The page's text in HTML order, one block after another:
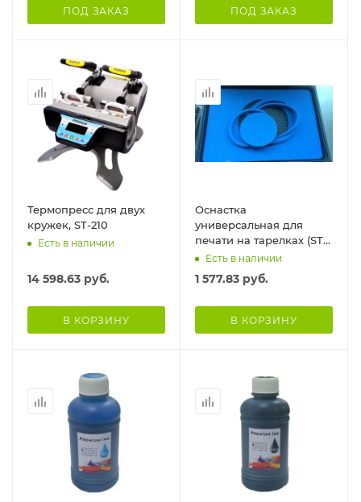
ПОД ЗАКАЗ ПОД ЗАКАЗ
Термопресс для двух
кружек, ST-210
Есть в наличии
14 598.63 руб.
В КОРЗИНУ
Оснастка
универсальная для
печати на тарелках (ST-
3042)
Есть в наличии
1 577.83 руб.
В КОРЗИНУ